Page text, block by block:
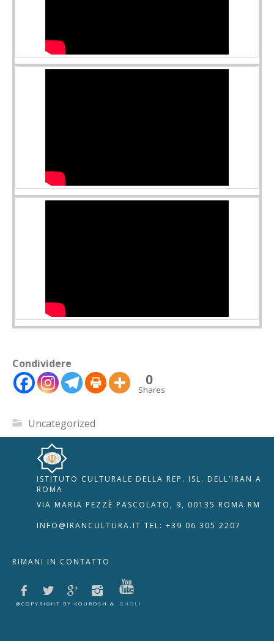
Condividere
0
Shares
Uncategorized
ISTITUTO CULTURALE DELLA REP. ISL. DELL’IRAN A
ROMA
VIA MARIA PEZZÈ PASCOLATO, 9, 00135 ROMA RM
INFO@IRANCULTURA.IT TEL: +39 06 305 2207
RIMANI IN CONTATTO
@COPYRIGHT BY KOUROSH & GHOLI
RIPRISTINA 🇮🇹 🇬🇧
Disattiva Immagini
Evidenzia Link